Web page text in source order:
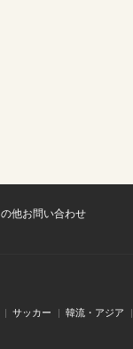
他お問い合わせ
サッカー 韓流・アジア